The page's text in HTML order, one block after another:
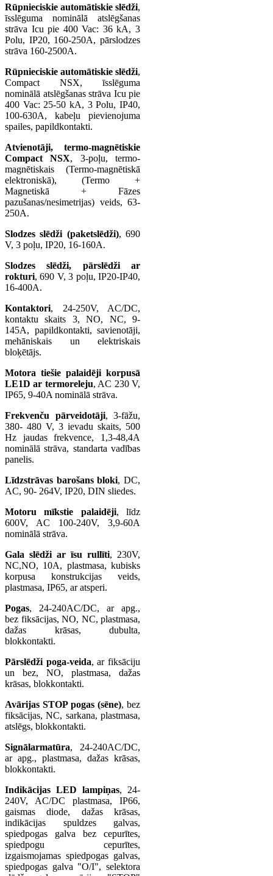
Rūpnieciskie automātiskie slēdži,
īsslēguma nominālā atslēgšanas
strāva Icu pie 400 Vac: 36 kA, 3
Polu, IP20, 160-250A, pārslodzes
strāva 160-2500A.
Rūpnieciskie automātiskie slēdži,
Compact NSX, īsslēguma
nominālā atslēgšanas strāva Icu pie
400 Vac: 25-50 kA, 3 Polu, IP40,
100-630A, kabeļu pievienojuma
spailes, papildkontakti.
Atvienotāji, termo-magnētiskie
Compact NSX, 3-poļu, termo-
magnētiskais (Termo-magnētiskā
elektroniskā), (Termo +
Magnetiskā + Fāzes
pazušanas/nesimetrijas) veids, 63-
250A.
Slodzes slēdži (paketslēdži), 690
V, 3 poļu, IP20, 16-160A.
Slodzes slēdži, pārslēdži ar
rokturi, 690 V, 3 poļu, IP20-IP40,
16-400A.
Kontaktori, 24-250V, AC/DC,
kontaktu skaits 3, NO, NC, 9-
145A, papildkontakti, savienotāji,
mehāniskais un elektriskais
bloķētājs.
Motora tiešie palaidēji korpusā
LE1D ar termoreleju, AC 230 V,
IP65, 9-40A nominālā strāva.
Frekvenču pārveidotāji, 3-fāžu,
380- 480 V, 3 ievadu skaits, 500
Hz jaudas frekvence, 1,3-48,4A
nominālā strāva, standarta vadības
panelis.
Līdzstrāvas barošans bloki, DC,
AC, 90- 264V, IP20, DIN sliedes.
Motoru mīkstie palaidēji, līdz
600V, AC 100-240V, 3,9-60A
nominālā strāva.
Gala slēdži ar īsu rullīti, 230V,
NC,NO, 10A, plastmasa, kubisks
korpusa konstrukcijas veids,
plastmasa, IP65, ar atsperi.
Pogas, 24-240AC/DC, ar apg.,
bez fiksācijas, NO, NC, plastmasa,
dažas krāsas, dubulta,
blokkontakti.
Pārslēdži poga-veida, ar fiksāciju
un bez, NO, plastmasa, dažas
krāsas, blokkontakti.
Avārijas STOP pogas (sēne), bez
fiksācijas, NC, sarkana, plastmasa,
atslēgs, blokkontakti.
Signālarmatūra, 24-240AC/DC,
ar apg., plastmasa, dažas krāsas,
blokkontakti.
Indikācijas LED lampiņas, 24-
240V, AC/DC plastmasa, IP66,
gaismas diode, dažas krāsas,
indikācijas spuldzes galvas,
spiedpogas galva bez cepurītes,
spiedpogu cepurītes,
izgaismojamas spiedpogas galvas,
spiedpogas galva "O/I", selektora